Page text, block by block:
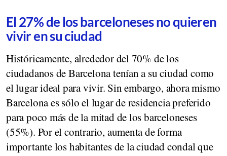
El 27% de los barceloneses no quieren
vivir en su ciudad
Históricamente, alrededor del 70% de los
ciudadanos de Barcelona tenían a su ciudad como
el lugar ideal para vivir. Sin embargo, ahora mismo
Barcelona es sólo el lugar de residencia preferido
para poco más de la mitad de los barceloneses
(55%). Por el contrario, aumenta de forma
importante los habitantes de la ciudad condal que